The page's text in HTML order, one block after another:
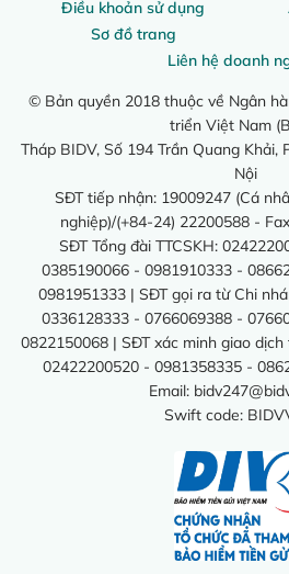
Điều khoản sử dụng
Sơ đồ trang
Liên hệ doanh
© Bản quyền 2018 thuộc về Ngân
triển Việt Nam
Tháp BIDV, Số 194 Trần Quang Khải,
Nội
SĐT tiếp nhận: 19009247 (Cá
nghiệp)/(+84-24) 22200588 -
SĐT Tổng đài TTCSKH:
0385190066 - 0981910333 -
0981951333 | SĐT gọi ra từ Chi
0336128333 - 0766069388 -
0822150068 | SĐT xác minh giao
02422200520 - 0981358335 -
Email:
Swift code: